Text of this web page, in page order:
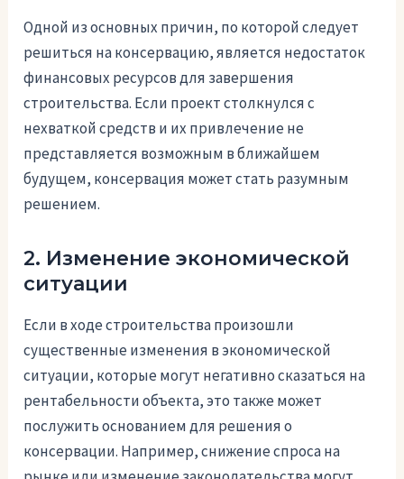
Одной из основных причин, по которой следует
решиться на консервацию, является недостаток
финансовых ресурсов для завершения
строительства. Если проект столкнулся с
нехваткой средств и их привлечение не
представляется возможным в ближайшем
будущем, консервация может стать разумным
решением.
2. Изменение экономической
ситуации
Если в ходе строительства произошли
существенные изменения в экономической
ситуации, которые могут негативно сказаться на
рентабельности объекта, это также может
послужить основанием для решения о
консервации. Например, снижение спроса на